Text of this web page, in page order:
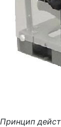
Принцип